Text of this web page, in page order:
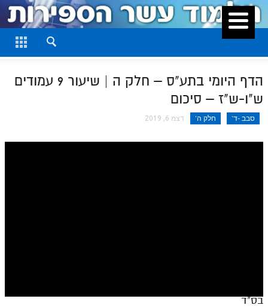
סגור
חלק ב
חלק ג
הדף היומי בתע"ס – חלק ה | שיעור 9 עמודים
ש"ו-ש"ז – סיכום
סבב -ד' חלק ה' דצמ 6, 2019
בס"ד